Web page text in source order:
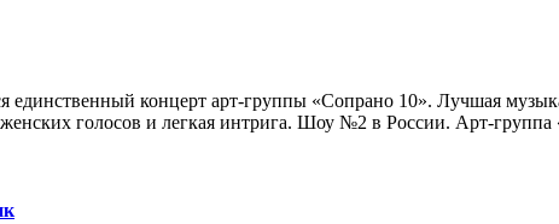
единственный концерт арт-группы «Сопрано 10». Лучшая
женских голосов и легкая интрига. Шоу №2 в России. Арт-